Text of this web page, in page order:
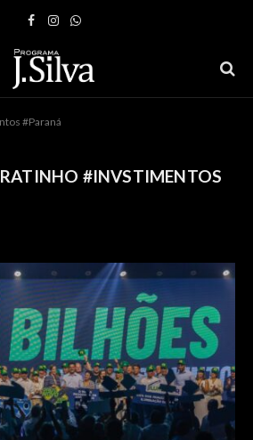
Facebook
Instagram
WhatsApp
#Paraná
#INVSTIMENTOS